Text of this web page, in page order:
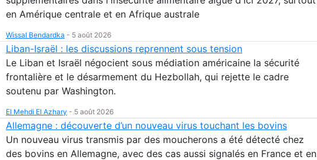
en Amérique centrale et en Afrique australe
Wissal Bendardka - 5 août 2026
Liban-Israël : les discussions reprennent sous tension
Le Liban et Israël négocient sous médiation américaine la sécurité
frontalière et le désarmement du Hezbollah, qui rejette le cadre
soutenu par Washington.
El Mehdi El Azhary - 5 août 2026
Allemagne : découverte d’un nouveau virus touchant les bovins
Un nouveau virus transmis par des moucherons a été détecté chez
des bovins en Allemagne, avec des cas aussi signalés en France et en